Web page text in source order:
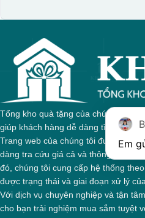
Tổng kho quà tặng của chúng tôi tự
giúp khách hàng dễ dàng tìm kiếm
Trang web của chúng tôi được thiết
dàng tra cứu giá cả và thông tin chi
đó, chúng tôi cung cấp hệ thống
được trạng thái và giai đoạn xử lý
Với dịch vụ chuyên nghiệp và tận
cho bạn trải nghiệm mua sắm tuyệt